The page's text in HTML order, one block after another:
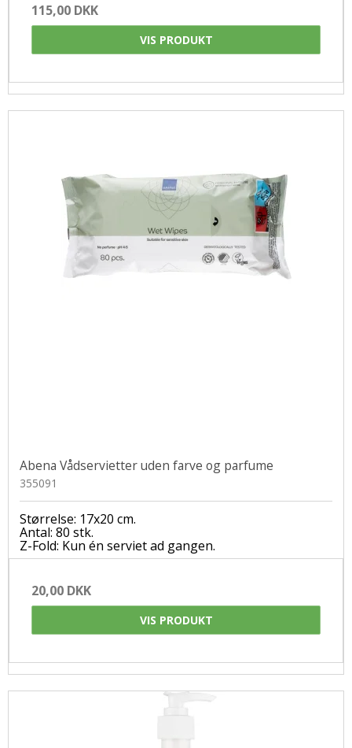
115,00 DKK
VIS PRODUKT
Abena Vådservietter uden farve og parfume
355091
Størrelse: 17x20 cm.
Antal: 80 stk.
Z-Fold: Kun én serviet ad gangen.
20,00 DKK
VIS PRODUKT